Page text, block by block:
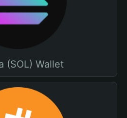
(SOL) Wallet